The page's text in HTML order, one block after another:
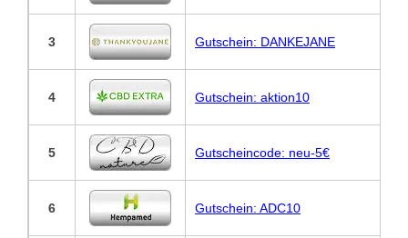
3 Gutschein: DANKEJANE
4 Gutschein: aktion10
5 Gutscheincode: neu-5€
6 Gutschein: ADC10